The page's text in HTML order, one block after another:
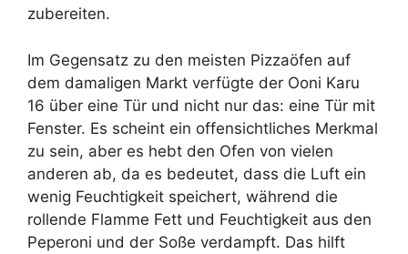
zubereiten.
Im Gegensatz zu den meisten Pizzaöfen auf
dem damaligen Markt verfügte der Ooni Karu
16 über eine Tür und nicht nur das: eine Tür mit
Fenster. Es scheint ein offensichtliches Merkmal
zu sein, aber es hebt den Ofen von vielen
anderen ab, da es bedeutet, dass die Luft ein
wenig Feuchtigkeit speichert, während die
rollende Flamme Fett und Feuchtigkeit aus den
Peperoni und der Soße verdampft. Das hilft